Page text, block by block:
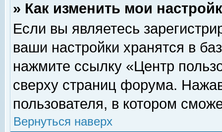
» Как изменить мои
Если вы являетесь
ваши настройки хранятся в
нажмите ссылку «Центр
сверху страниц форума.
пользователя, в котором
Вернуться наверх